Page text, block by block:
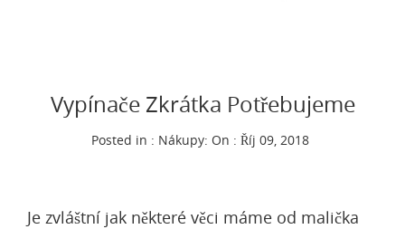
Vypínače Zkrátka Potřebujeme
Posted in : Nákupy: On : Říj 09, 2018
Je zvláštní jak některé věci máme od malička